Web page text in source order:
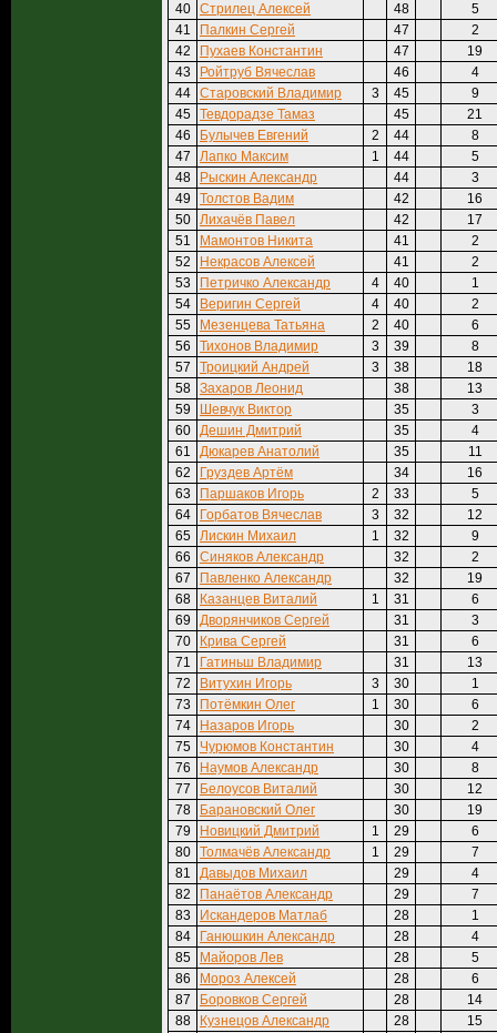
40
Стрилец Алексей 48
5
41
Палкин Сергей 47
2
42
Пухаев Константин 47
19
43
Ройтруб Вячеслав 46
4
44
Старовский Владимир 3 45
9
45
Тевдорадзе Тамаз 45
21
46
Булычев Евгений 2 44
8
47
Лапко Максим 1 44
5
48
Рыскин Александр 44
3
49
Толстов Вадим 42
16
50
Лихачёв Павел 42
17
51
Мамонтов Никита 41
2
52
Некрасов Алексей 41
2
53
Петричко Александр 4 40
1
54
Веригин Сергей 4 40
2
55
Мезенцева Татьяна 2 40
6
56
Тихонов Владимир 3 39
8
57
Троицкий Андрей 3 38
18
58
Захаров Леонид 38
13
59
Шевчук Виктор 35
3
60
Дешин Дмитрий 35
4
61
Дюкарев Анатолий 35
11
62
Груздев Артём 34
16
63
Паршаков Игорь 2 33
5
64
Горбатов Вячеслав 3 32
12
65
Лискин Михаил 1 32
9
66
Синяков Александр 32
2
67
Павленко Александр 32
19
68
Казанцев Виталий 1 31
6
69
Дворянчиков Сергей 31
3
70
Крива Сергей 31
6
71
Гатиньш Владимир 31
13
72
Витухин Игорь 3 30
1
73
Потёмкин Олег 1 30
6
74
Назаров Игорь 30
2
75
Чурюмов Константин 30
4
76
Наумов Александр 30
8
77
Белоусов Виталий 30
12
78
Барановский Олег 30
19
79
Новицкий Дмитрий 1 29
6
80
Толмачёв Александр 1 29
7
81
Давыдов Михаил 29
4
82
Панаётов Александр 29
7
83
Искандеров Матлаб 28
1
84
Ганюшкин Александр 28
4
85
Майоров Лев 28
5
86
Мороз Алексей 28
6
87
Боровков Сергей 28
14
88
Кузнецов Александр 28
15